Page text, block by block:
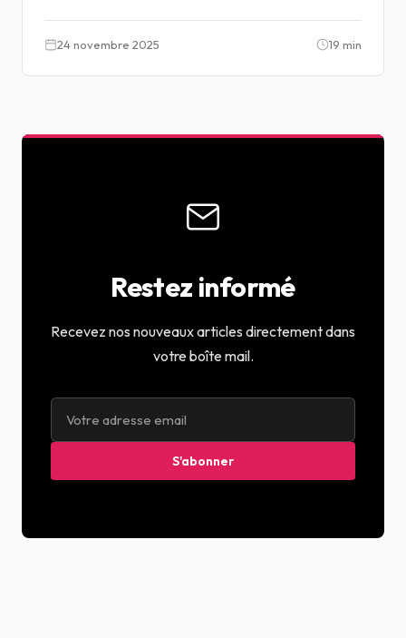
24 novembre 2025 19 min
Restez informé
Recevez nos nouveaux articles directement dans
votre boîte mail.
S'abonner